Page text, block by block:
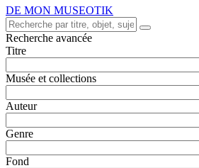
DE MON MUSEOTIK
Recherche avancée
Titre
Musée et collections
Auteur
Genre
Fond